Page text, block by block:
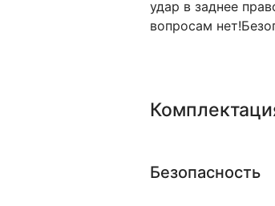
удар в заднее
вопросам
Безопасность